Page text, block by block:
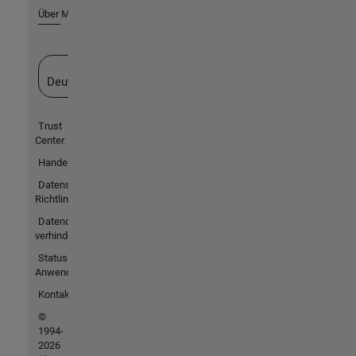
Über MathWorks
Deutschland
Trust
Center
Handelsmarken
Datenschutz-
Richtlinien
Datendiebstahl
verhindern
Status von
Anwendungen
Kontakt
©
1994-
2026